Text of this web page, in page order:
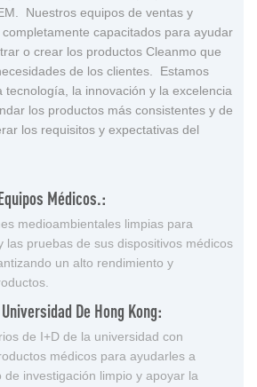
Nuestros equipos de ventas y
capacitados para ayudar
o crear los productos Cleanmo que
de los clientes. Estamos
tecnología, la innovación y la excelencia
los productos más consistentes y de
los requisitos y expectativas del
Médicos.:
medioambientales limpias para
las pruebas de sus dispositivos médicos
un alto rendimiento y
De Hong Kong:
de I+D de la universidad con
médicos para ayudarles a
investigación limpio y apoyar la